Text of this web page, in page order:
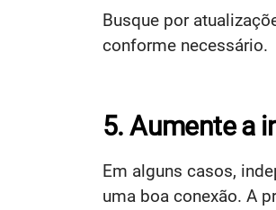
Busque por
conforme necessário.
5. Aumente a
Em alguns casos,
uma boa conexão. A